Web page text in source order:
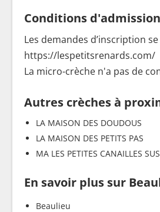
Conditions d'admission
Les demandes d’inscription
https://lespetitsrenards.com/
La micro-crèche n'a pas de
Autres crèches à
LA MAISON DES DOUDOUS
LA MAISON DES PETITS PAS
MA LES PETITES CANAILLES
En savoir plus sur
Beaulieu